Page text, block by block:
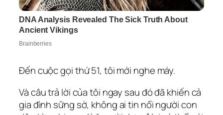
Đến cuộc gọi thứ 51, tôi mới nghe máy.
Và câu trả lời của tôi ngay sau đó đã khiến cả
gia đình sững sờ, không ai tin nổi người con